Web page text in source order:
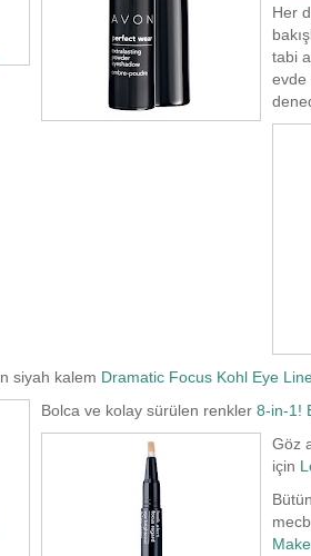
Her
tabi
evde
siyah kalem Dramatic Focus Kohl Eye
Bolca ve kolay sürülen renkler 8-in-1!
Göz
için